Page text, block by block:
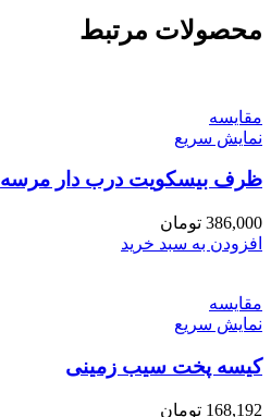
محصولات مرتبط
مقايسه
نمایش سریع
ظرف بیسکویت درب دار مرسه
386,000 تومان
افزودن به سبد خرید
مقايسه
نمایش سریع
کیسه پخت سیب زمینی
168,192 تومان